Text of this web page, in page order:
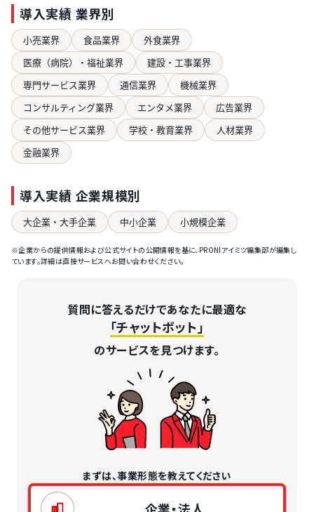
導入実績 業界別
小売業界 食品業界
外食業界
医療（病院）・福祉業界
建設・工事業界
専門サービス業界
通信業界
機械業界
コンサルティング業界
エンタメ業界
広告業界
その他サービス業界
学校・教育業界
人材業界
金融業界
導入実績 企業規模別
大企業・大手企業 中小企業 小規模企業
※企業からの提供情報および公式サイトの公開情報を基に、PRONIアイミツ編集部が編集し
ています。詳細は直接サービスへお問い合わせください。
質問に答えるだけであなたに最適な
「チャットボット」
のサービスを見つけます。
まずは、事業形態を教えてください